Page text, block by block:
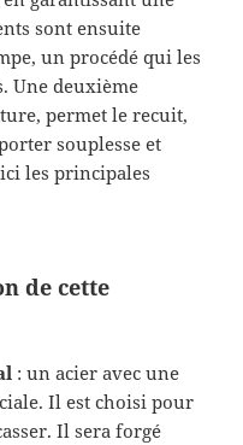
sont ensuite
un procédé qui les
Une deuxième
permet le recuit,
souplesse et
les principales
de cette
: un acier avec une
Il est choisi pour
Il sera forgé